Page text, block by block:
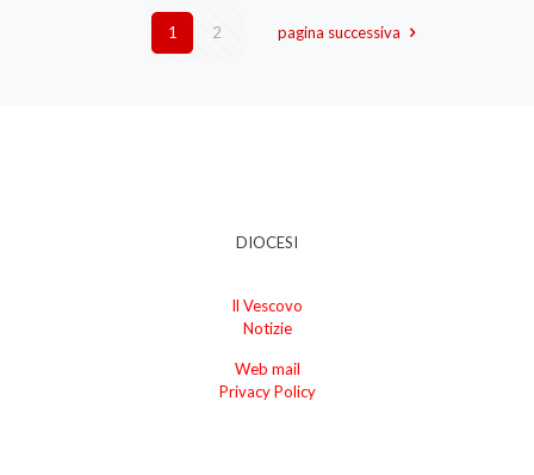
1 2 pagina successiva
DIOCESI
Il Vescovo
Notizie
Web mail
Privacy Policy